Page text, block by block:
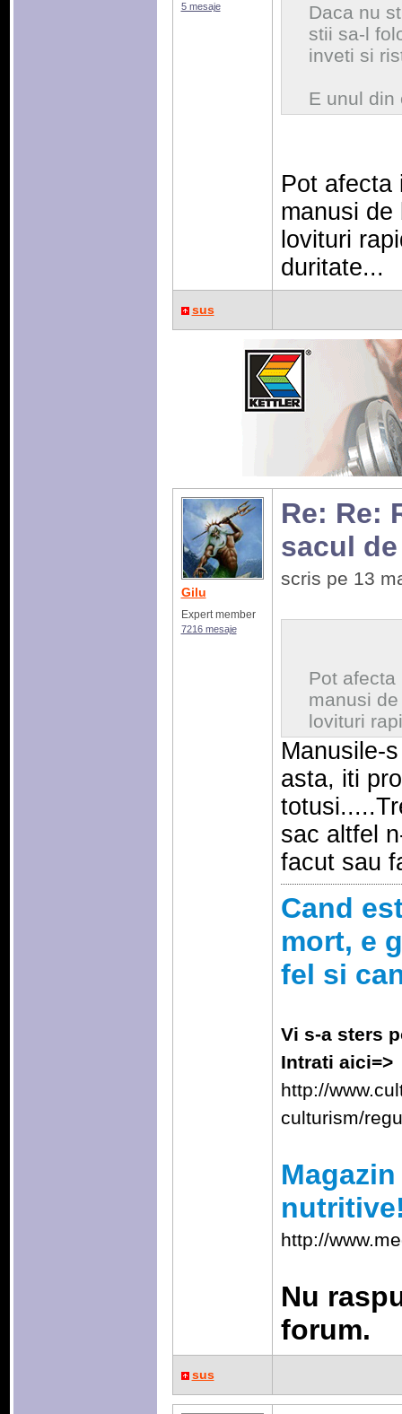
5 mesaje
Daca nu
stii sa-l
inveti si
E unul din
Pot afecta
manusi de
lovituri
duritate...
sus
Gilu
Expert member
7216 mesaje
Re: Re:
sacul
scris pe 13
Pot
manusi
lovituri
Manusile-
asta, iti
sac altfel
facut sau
Cand
mort, e
fel si
Vi s-a sters
Intrati aici=>
http://
culturism/
http://
Nu
forum.
sus